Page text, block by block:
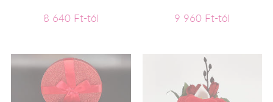
8 640 Ft-tól 9 960 Ft-tól